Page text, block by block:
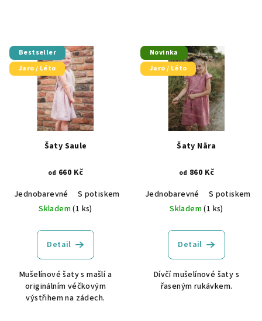
Bestseller
Jaro / Léto
Šaty Saule
od 660 Kč
Jednobarevné
S potiskem GOTS certifikace
Vyšívané
Skladem(1 ks)
Detail
Mušelínové šaty s mašlí a
originálním véčkovým
výstřihem na zádech.
Novinka
Jaro / Léto
Šaty Nāra
od 860 Kč
Jednobarevné
S potiskem
Skladem(1 ks)
Detail
Dívčí mušelínové šaty s
řaseným rukávkem.